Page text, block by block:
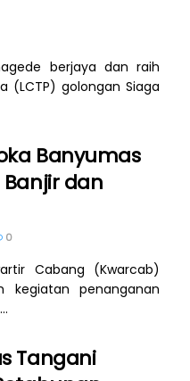
berjaya dan raih
(LCTP) golongan Siaga
Banyumas
dan
0
Cabang (Kwarcab)
penanganan
Tangani